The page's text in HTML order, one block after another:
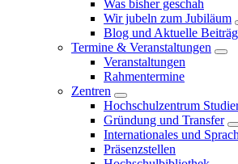
Was bisher geschah
Wir jubeln zum Jubiläum
Blog und Aktuelle
Termine & Veranstaltungen
Veranstaltungen
Rahmentermine
Zentren
Hochschulzentrum
Gründung und Transfer
Internationales und
Präsenzstellen